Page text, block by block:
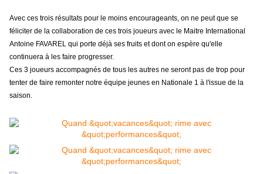
Avec ces trois résultats pour le moins encourageants, on ne peut que se
féliciter de la collaboration de ces trois joueurs avec le Maitre International
Antoine FAVAREL qui porte déjà ses fruits et dont on espère qu'elle
continuera à les faire progresser.
Ces 3 joueurs accompagnés de tous les autres ne seront pas de trop pour
tenter de faire remonter notre équipe jeunes en Nationale 1 à l'issue de la
saison.